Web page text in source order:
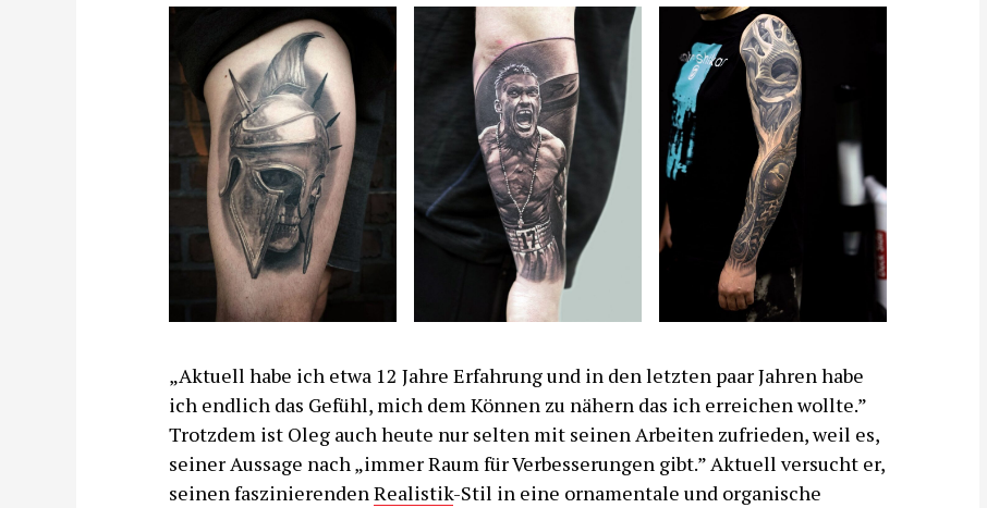
„Aktuell habe ich etwa 12 Jahre Erfahrung und in den letzten paar Jahren habe
ich endlich das Gefühl, mich dem Können zu nähern das ich erreichen wollte.”
Trotzdem ist Oleg auch heute nur selten mit seinen Arbeiten zufrieden, weil es,
seiner Aussage nach „immer Raum für Verbesserungen gibt.” Aktuell versucht er,
seinen faszinierendenRealistik-Stil in eine ornamentale und organische